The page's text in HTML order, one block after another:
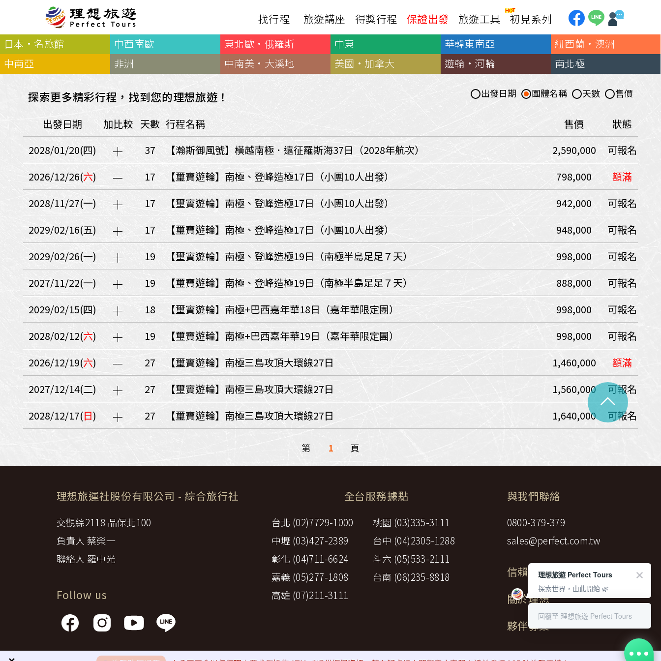
找行程
北歐
羅浮敦群島
芬蘭
瑞典 丹麥
冰島
法羅群島
格陵蘭島
東歐
１６湖國家公園
巴爾幹半島
波蘭‧波羅的海
保加利亞‧羅馬尼亞
捷克
波蘭
匈牙利
斯洛維尼亞
波士尼亞赫塞哥維納
俄羅斯聯邦
西南歐
荷蘭國王節
英愛軍樂節
賽普勒斯‧馬爾他
天空之城‧愛琴海三島
瑞士觀景火車名峰健行
義大利
西西里島
西班牙
葡萄牙
德國
奧地利
荷蘭
法國 瑞士
英國
愛爾蘭
經典日本
奧入瀨溪
南紀熊野古道
廣島‧四國
北陸
日本名旅館
🍁北海道
🍁新潟‧谷川
🍁四國山陽
🍁伊豆‧演歌天后演唱會
🍁京都奈良犬山
❄️札幌雪祭
🧧山口縣
日本頂級飛鳥-花火節
日本環航
中國
北疆 青藏鐵路
韓國
首爾‧華城
楓紅雪嶽南怡島
東南亞
泰國MiniTour 富國島
非洲
中非９國
西非１８國
馬達加斯加
模里西斯
肯亞
納米比亞
辛巴威
利比亞
摩洛哥
埃及
突尼西亞
中南亞
中亞５國
印度
斯里蘭卡
不丹‧大吉嶺‧喀什米爾
中東
海灣５國
土耳其
沙烏地阿拉伯
阿曼
卡達
科威特
巴林
澳洲
紐西蘭
加東賞楓
加西大環線
美西國家公園
巴西嘉年華
天空之鏡-玻利維亞
兩極會
阿拉斯加
巴拿馬運河
NCL遊輪
迪士尼遊輪
旅遊講座 得獎行程 保證出發 旅遊工具
服務Plus+
會員專區
優惠券回饋
量身訂做
訂單查詢付款
聯絡我們
觀光局Taiwan
表單下載
旅客服務確認單
傳真刷卡單
郵輪國外旅遊定型化契約
國內旅遊定型化契約
出國資訊
護照申辦
各國電壓
駐台觀光單位
國外旅遊警示
銀行優惠
第一銀行刷卡回饋
聯邦銀行刷卡回饋
國泰世華刷卡回饋
中國信託3期/6期
初見系列
日本·名旅館 中西南歐 東北歐·俄羅斯 中東 華韓東南亞
紐西蘭·澳洲
中南亞
非洲 中南美·大溪地 美國·加拿大 遊輪·河輪 南北極
探索更多精彩行程，找到您的理想旅遊！ 售價
天數
團體名稱
出發日期
出發日期 加比較 天數 行程名稱 售價
狀態
2028/01/20(四)
37 可報名
【瀚斯御風號】橫越南極．遠征羅斯海37日（2028年航次）
2,590,000
2026/12/26(六) 17 額滿
【璽寶遊輪】南極、登峰造極17日（小團10人出發）
798,000
2028/11/27(一)
17 可報名
【璽寶遊輪】南極、登峰造極17日（小團10人出發）
942,000
2029/02/16(五)
17 可報名
【璽寶遊輪】南極、登峰造極17日（小團10人出發）
948,000
2029/02/26(一)
19 可報名
【璽寶遊輪】南極、登峰造極19日（南極半島足足７天）
998,000
2027/11/22(一)
19 可報名
【璽寶遊輪】南極、登峰造極19日（南極半島足足７天）
888,000
2029/02/15(四)
18 可報名
【璽寶遊輪】南極+巴西嘉年華18日（嘉年華限定團）
998,000
2028/02/12(六) 19 可報名
【璽寶遊輪】南極+巴西嘉年華19日（嘉年華限定團）
998,000
2026/12/19(六) 27 額滿
【璽寶遊輪】南極三島攻頂大環線27日
1,460,000
2027/12/14(二)
27 可報名
【璽寶遊輪】南極三島攻頂大環線27日
1,560,000
2028/12/17(日) 27 可報名
【璽寶遊輪】南極三島攻頂大環線27日 1,640,000
第 1 頁
理想旅運社股份有限公司 - 綜合旅行社
交觀綜2118 品保北100
負責人 蔡榮一
聯絡人 羅中光
Follow us
全台服務據點
台北 (02)7729-1000
桃園 (03)335-3111
中壢 (03)427-2389
台中 (04)2305-1288
彰化 (04)711-6624
斗六 (05)533-2111
嘉義 (05)277-1808
台南 (06)235-8818
高雄 (07)211-3111
與我們聯絡
0800-379-379
sales@perfect.com.tw
信賴標章
關於理想
夥伴募集
^
理想旅遊 Perfect Tours
探索世界，由此開始 🌿
回覆至 理想旅遊 Perfect Tours